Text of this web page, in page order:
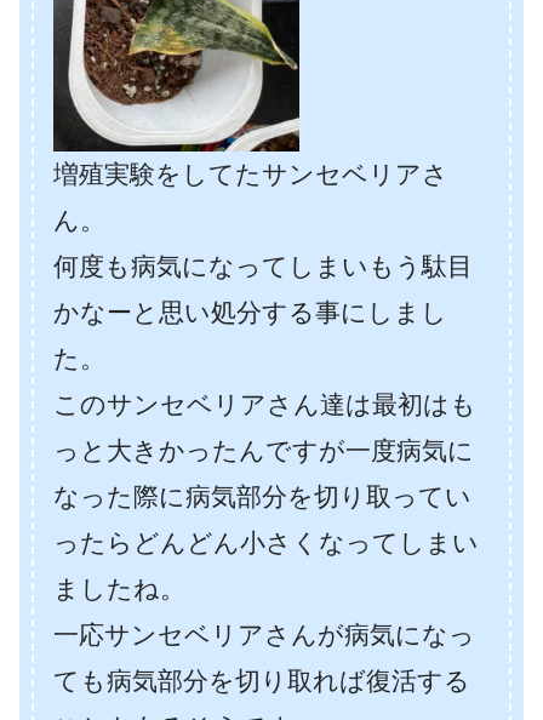
増殖実験をしてたサンセベリアさ
ん。
何度も病気になってしまいもう駄目
かなーと思い処分する事にしまし
た。
このサンセベリアさん達は最初はも
っと大きかったんですが一度病気に
なった際に病気部分を切り取ってい
ったらどんどん小さくなってしまい
ましたね。
一応サンセベリアさんが病気になっ
ても病気部分を切り取れば復活する